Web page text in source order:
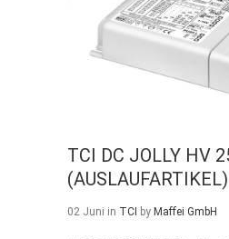
TCI DC JOLLY HV
(AUSLAUFARTIKEL)
02 Juni in TCI by Maffei GmbH